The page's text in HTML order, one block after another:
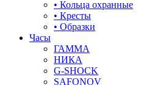
круг (шар)
крылья и перья
листья
• Кольца охранные
• Кресты
• Образки
Часы
ГАММА
НИКА
G-SHOCK
SAFONOV